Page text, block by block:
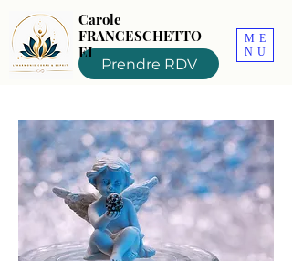
Prendre RDV
ME
NU
Carole
FRANCESCHETTO
EI